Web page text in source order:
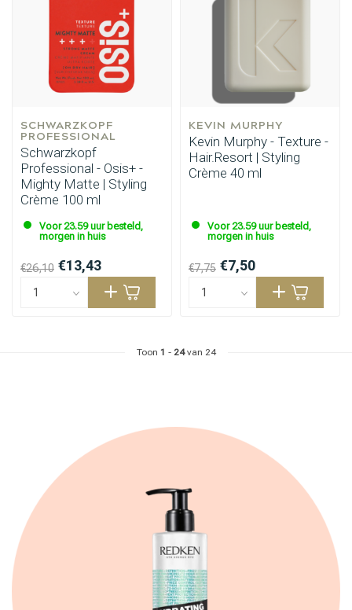
SCHWARZKOPF
PROFESSIONAL
Schwarzkopf
Professional - Osis+ -
Mighty Matte | Styling
Crème 100 ml
Voor 23.59 uur besteld,
morgen in huis
€26,10 €13,43
KEVIN MURPHY
Kevin Murphy - Texture -
Hair.Resort | Styling
Crème 40 ml
Voor 23.59 uur besteld,
morgen in huis
€7,75 €7,50
Toon 1 - 24van 24